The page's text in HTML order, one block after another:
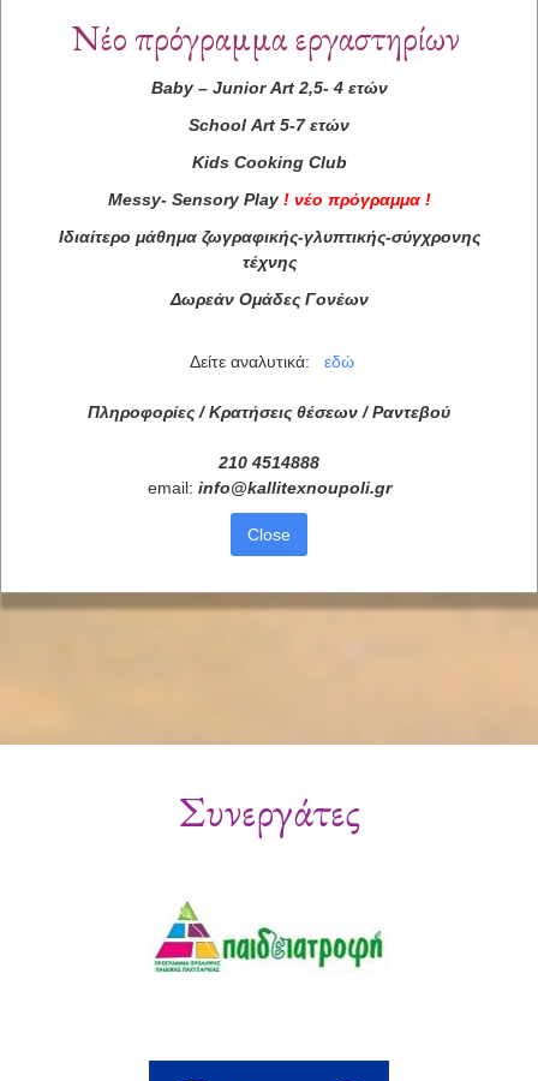
Συνεργάτες
Νέο πρόγραμμα εργαστηρίων
Baby– Junior Art2,5- 4 ετών
School Art 5-7 ετών
Kids Cooking Club
Messy- Sensory Play ! νέο πρόγραμμα !
Ιδιαίτερο μάθημα ζωγραφικής-γλυπτικής-σύγχρονης
τέχνης
Δωρεάν Ομάδες Γονέων
Δείτε αναλυτικά: εδώ
Πληροφορίες / Κρατήσεις θέσεων / Ραντεβού
210 4514888
email: info@kallitexnoupoli.gr
Close